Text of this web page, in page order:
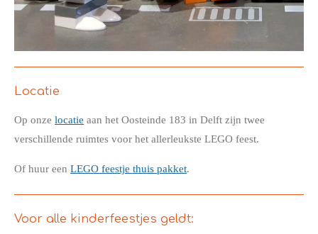
Locatie
Op onze locatie aan het Oosteinde 183 in Delft zijn twee
verschillende ruimtes voor het allerleukste LEGO feest.
Of huur een LEGO feestje thuis pakket.
Voor alle kinderfeestjes geldt: